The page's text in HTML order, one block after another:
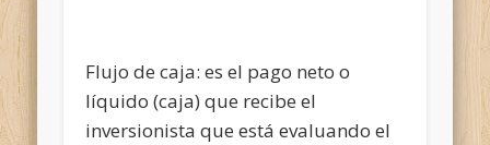
Flujo de caja: es el pago neto o
líquido (caja) que recibe el
inversionista que está evaluando el